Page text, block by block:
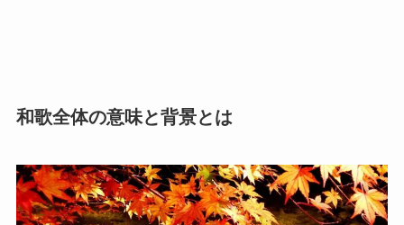
和歌全体の意味と背景とは